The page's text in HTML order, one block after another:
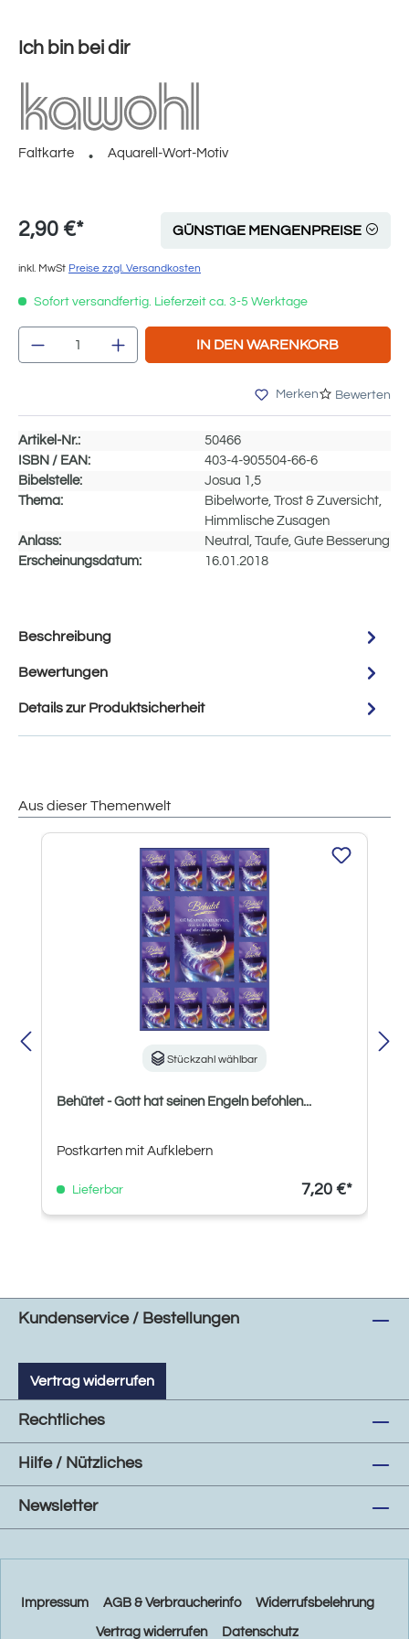
Ich bin bei dir
Faltkarte Aquarell-Wort-Motiv
2,90 €* GÜNSTIGE MENGENPREISE
inkl. MwSt Preise zzgl. Versandkosten
Sofort versandfertig. Lieferzeit ca. 3-5 Werktage
Produkt Anzahl: Gib den gewünschten
IN DEN WARENKORB
Merken Bewerten
Artikel-Nr.:
50466
ISBN / EAN:
403-4-905504-66-6
Bibelstelle:
Josua 1,5
Thema:
Bibelworte, Trost & Zuversicht,
Himmlische Zusagen
Anlass:
Neutral, Taufe, Gute Besserung
Erscheinungsdatum:
16.01.2018
Beschreibung
Bewertungen
Details zur Produktsicherheit
Aus dieser Themenwelt
Produktgalerie überspringen
Stückzahl wählbar
Behütet - Gott hat seinen Engeln befohlen...
Postkarten mit Aufklebern
Lieferbar 7,20 €*
Kundenservice / Bestellungen
Vertrag widerrufen
Rechtliches
Hilfe / Nützliches
Newsletter
Impressum AGB & Verbraucherinfo Widerrufsbelehrung
Vertrag widerrufen Datenschutz